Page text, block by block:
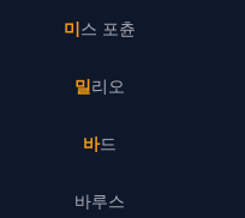
미스 포츈
밀리오
바드
바루스